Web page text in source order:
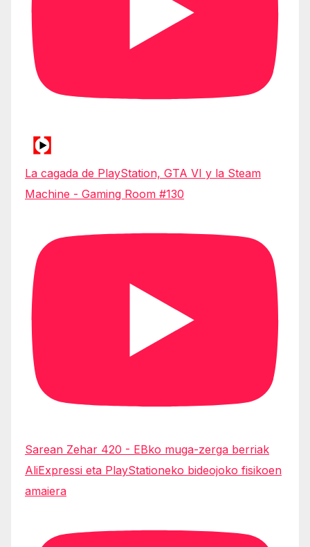
La cagada de PlayStation, GTA VI y la Steam
Machine - Gaming Room #130
Sarean Zehar 420 - EBko muga-zerga berriak
AliExpressi eta PlayStationeko bideojoko fisikoen
amaiera